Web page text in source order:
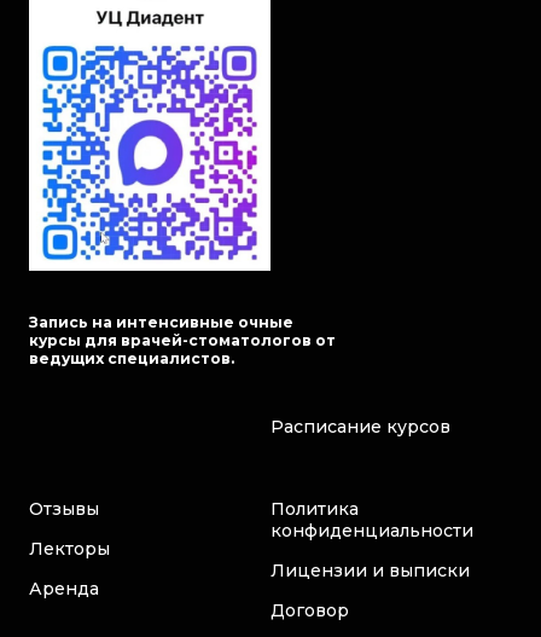
Запись на интенсивные очные
курсы для врачей-стоматологов от
ведущих специалистов.
Расписание курсов
Отзывы
Лекторы
Аренда
Политика
конфиденциальности
Лицензии и выписки
Договор